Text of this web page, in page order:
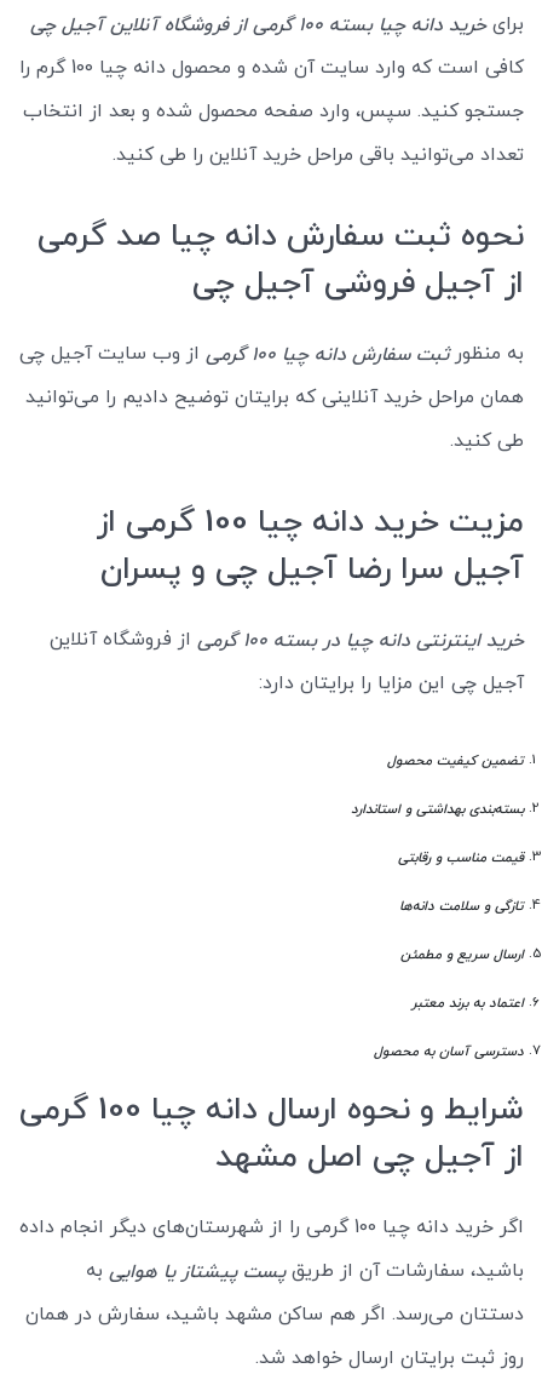
برایخرید دانه چیا بسته 100 گرمی از فروشگاه آنلاین آجیل چی
کافی است که وارد سایت آن شده و محصول دانه چیا 100 گرم را
جستجو کنید. سپس، وارد صفحه محصول شده و بعد از انتخاب
تعداد می‌توانید باقی مراحل خرید آنلاین را طی کنید.
نحوه ثبت سفارش دانه چیا صد گرمی
از آجیل فروشی آجیل چی
به منظورثبت سفارش دانه چیا 100 گرمی
از وب سایت آجیل چی
همان مراحل خرید آنلاینی که برایتان توضیح دادیم را می‌توانید
طی کنید.
مزیت خرید دانه چیا 100 گرمی از
آجیل سرا رضا آجیل چی و پسران
خرید اینترنتی دانه چیا در بسته 100 گرمی
از فروشگاه آنلاین
آجیل چی این مزایا را برایتان دارد:
تضمین کیفیت محصول
بسته‌بندی بهداشتی و استاندارد
قیمت مناسب و رقابتی
تازگی و سلامت دانه‌ها
ارسال سریع و مطمئن
اعتماد به برند معتبر
دسترسی آسان به محصول
شرایط و نحوه ارسال دانه چیا 100 گرمی
از آجیل چی اصل مشهد
اگر خرید دانه چیا 100 گرمی را از شهرستان‌های دیگر انجام داده
باشید، سفارشات آن از طریقپست پیشتاز یا هوایی به
دستتان می‌رسد. اگر هم ساکن مشهد باشید، سفارش در همان
روز ثبت برایتان ارسال خواهد شد.